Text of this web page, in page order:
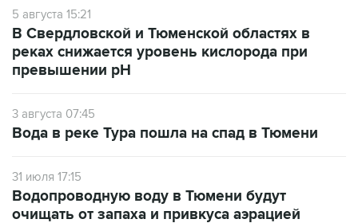
5 августа 15:21
В Свердловской и Тюменской областях в
реках снижается уровень кислорода при
превышении рН
3 августа 07:45
Вода в реке Тура пошла на спад в Тюмени
31 июля 17:15
Водопроводную воду в Тюмени будут
очищать от запаха и привкуса аэрацией